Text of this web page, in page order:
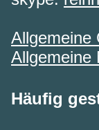
Allgemeine
Allgemeine
Häufig